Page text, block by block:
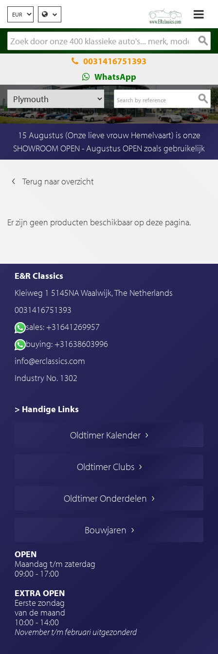
0031416751393
WhatsApp
15 Augustus (Onze lieve vrouw Hemelvaart) is onze
SHOWROOM OPEN - Augustus OPEN zoals gebruikelijk
Terug naar overzicht
Er zijn geen producten beschikbaar op deze pagina.
E&R Classics
Kleiweg 1 5145NA Waalwijk, The Netherlands
0031416751393
sales: +31641269957
buying: +31638603996
info@erclassics.com
Industry No. 1302
> Handige Links
Amerikaanse oldtimers
Franse oldtimers
Zweedse oldtimers
Oldtimer verzekering
Oldtimer reizen
Oldtimerwerkplaats
Automerk horloges
Oldtimer Kalender
Oldtimer Clubs
Oldtimer Onderdelen
Bouwjaren
OPEN
Maandag t/m zaterdag
09:00 - 17:00
EXTRA OPEN
Eerste zondag
van de maand
10:00 - 14:00
November t/m februariuitgezonderd